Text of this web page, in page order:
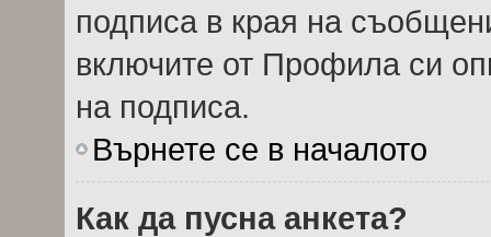
подписа в края на
включите от Профила си
на подписа.
Върнете се в началото
Как да пусна анкета?